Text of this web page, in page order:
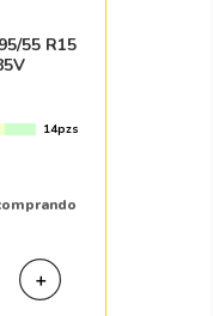
55 R15
14pzs
＋